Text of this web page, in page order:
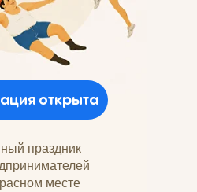
праздник
месте
открыта